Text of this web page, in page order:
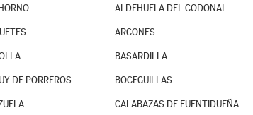
ALDEHUELA DEL CODONAL
ARCONES
BASARDILLA
DE PORREROS BOCEGUILLAS
CALABAZAS DE FUENTIDUEÑA